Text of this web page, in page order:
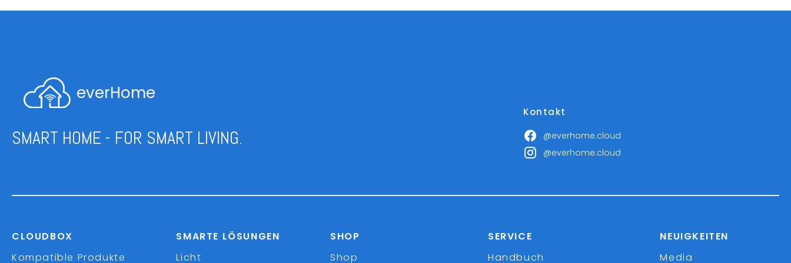
everHome
SMART HOME - FOR SMART LIVING.
Kontakt
@everhome.cloud
@everhome.cloud
CLOUDBOX
Kompatible Produkte
SMARTE LÖSUNGEN
Licht
SHOP
Shop
SERVICE
Handbuch
NEUIGKEITEN
Media